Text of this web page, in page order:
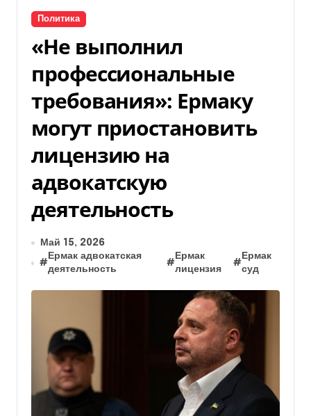
Политика
«Не выполнил
профессиональные
требования»: Ермаку
могут приостановить
лицензию на
адвокатскую
деятельность
Май 15, 2026
#
Ермак адвокатская
деятельность
#
Ермак
лицензия
#
Ермак
суд